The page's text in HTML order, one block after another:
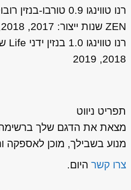
רנו טווינגו 0.9 טורבו-
ZEN שנות ייצור: 2017, 2018, 2019
2018, 2019
תפריט ניווט
מצאת את הדגם שלך
מנוע בשבילך, מוכן לאספקה
צרו קשרהיום.